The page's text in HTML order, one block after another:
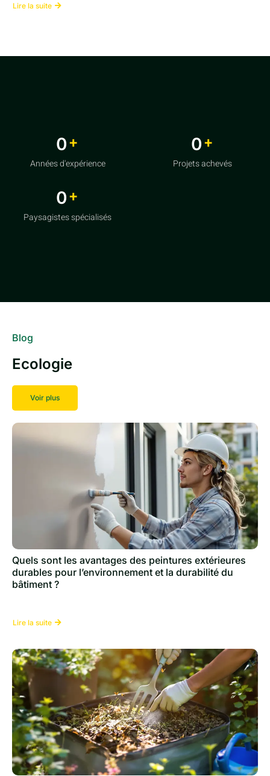
Lire la suite
0+
Années d'expérience
0+
Projets achevés
0+
Paysagistes spécialisés
Blog
Ecologie
Voir plus
Quels sont les avantages des peintures extérieures
durables pour l’environnement et la durabilité du
bâtiment ?
Lire la suite